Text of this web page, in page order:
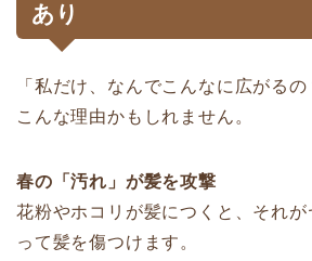
あり
「私だけ、なんでこんなに広がるの
こんな理由かもしれません。
春の「汚れ」が髪を攻撃
花粉やホコリが髪につくと、それ
って髪を傷つけます。